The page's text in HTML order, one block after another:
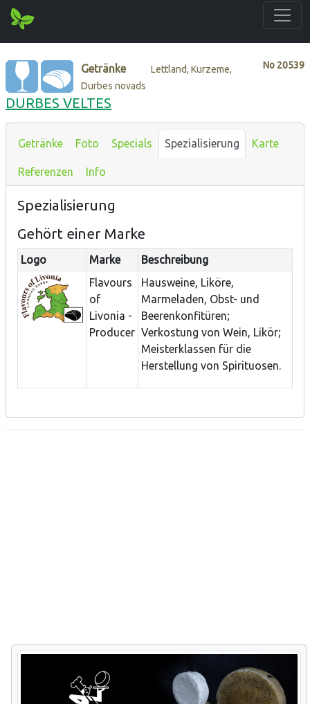
No 20539
Getränke
Lettland, Kurzeme,
Durbes novads
DURBES VELTES
Getränke Foto Specials Spezialisierung Karte
Referenzen Info
Spezialisierung
Gehört einer Marke
Logo Marke
Beschreibung
Flavours
of
Livonia -
Producer
Hausweine, Liköre,
Marmeladen, Obst- und
Beerenkonfitüren;
Verkostung von Wein, Likör;
Meisterklassen für die
Herstellung von Spirituosen.